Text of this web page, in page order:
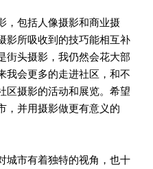
，包括人像摄影和商业摄
影所吸收到的技巧能相互补
街头摄影，我仍然会花大部
我会更多的走进社区，和不
区摄影的活动和展览。希望
，并用摄影做更有意义的
城市有着独特的视角，也十